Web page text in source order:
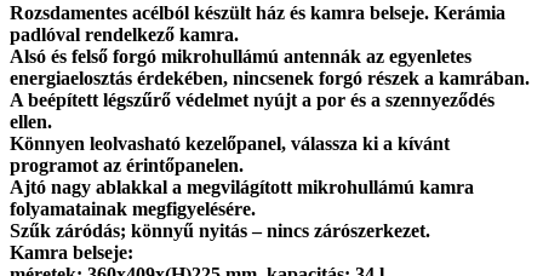
Rozsdamentes acélból készült ház és kamra belseje. Kerámia
padlóval rendelkező kamra.
Alsó és felső forgó mikrohullámú antennák az egyenletes
energiaelosztás érdekében, nincsenek forgó részek a kamrában.
A beépített légszűrő védelmet nyújt a por és a szennyeződés
ellen.
Könnyen leolvasható kezelőpanel, válassza ki a kívánt
programot az érintőpanelen.
Ajtó nagy ablakkal a megvilágított mikrohullámú kamra
folyamatainak megfigyelésére.
Szűk záródás; könnyű nyitás – nincs zárószerkezet.
Kamra belseje: